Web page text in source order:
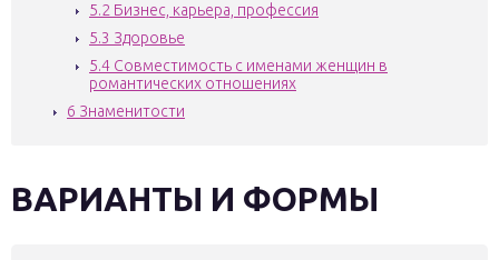
5.2 Бизнес, карьера, профессия
5.3 Здоровье
5.4 Совместимость с именами женщин в
романтических отношениях
6 Знаменитости
ВАРИАНТЫ И ФОРМЫ